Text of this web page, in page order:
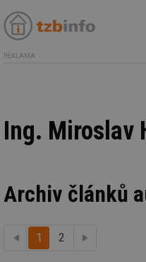
REKLAMA
Ing. Miroslav
Archiv článků
předchozí
1 2